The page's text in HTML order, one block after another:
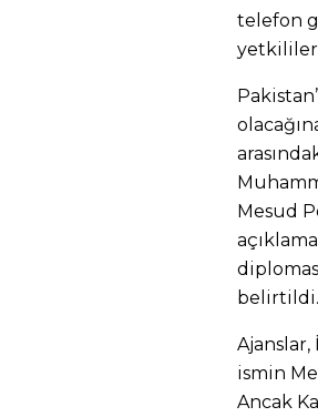
telefon
Mesud
belirtildi.
Ajanslar,
ismin
Ancak